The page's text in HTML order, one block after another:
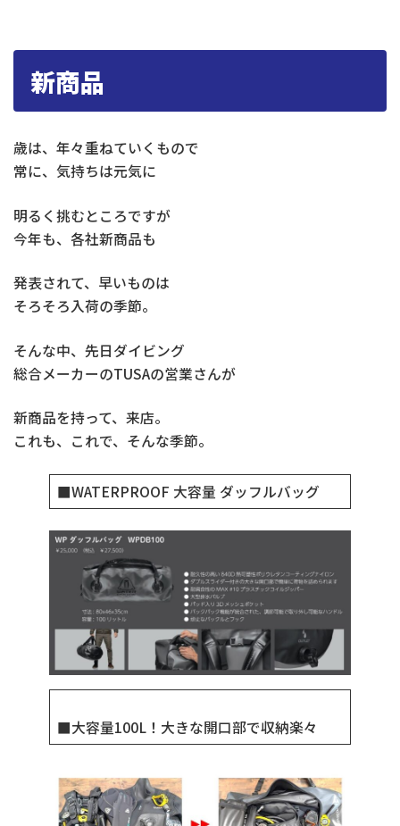
新商品
歳は、年々重ねていくもので
常に、気持ちは元気に
明るく挑むところですが
今年も、各社新商品も
発表されて、早いものは
そろそろ入荷の季節。
そんな中、先日ダイビング
総合メーカーのTUSAの営業さんが
新商品を持って、来店。
これも、これで、そんな季節。
■WATERPROOF 大容量 ダッフルバッグ
■大容量100L！大きな開口部で収納楽々